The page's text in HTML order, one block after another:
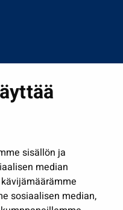
sisällön ja
median
sosiaalisen median,